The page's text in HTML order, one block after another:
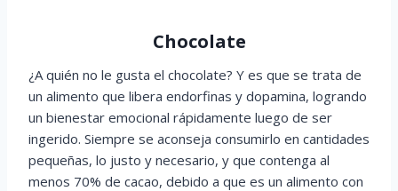
Chocolate
¿A quién no le gusta el chocolate? Y es que se trata de
un alimento que libera endorfinas y dopamina, logrando
un bienestar emocional rápidamente luego de ser
ingerido. Siempre se aconseja consumirlo en cantidades
pequeñas, lo justo y necesario, y que contenga al
menos 70% de cacao, debido a que es un alimento con